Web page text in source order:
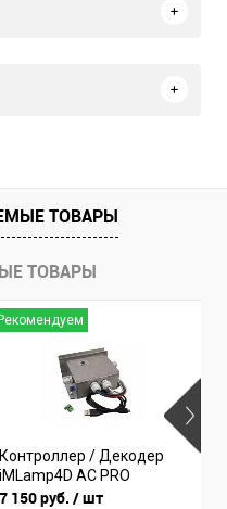
ТОВАРЫ
ТОВАРЫ
Рекомендуем
Контроллер / Декодер
iMLamp4D AC PRO
7 150 руб. / шт